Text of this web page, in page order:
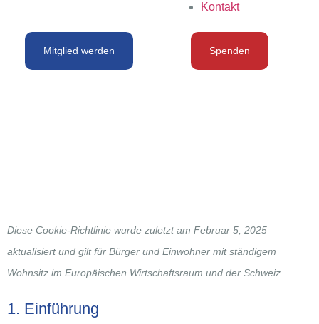
Kontakt
Mitglied werden Spenden
Diese Cookie-Richtlinie wurde zuletzt am Februar 5, 2025
aktualisiert und gilt für Bürger und Einwohner mit ständigem
Wohnsitz im Europäischen Wirtschaftsraum und der Schweiz.
1. Einführung